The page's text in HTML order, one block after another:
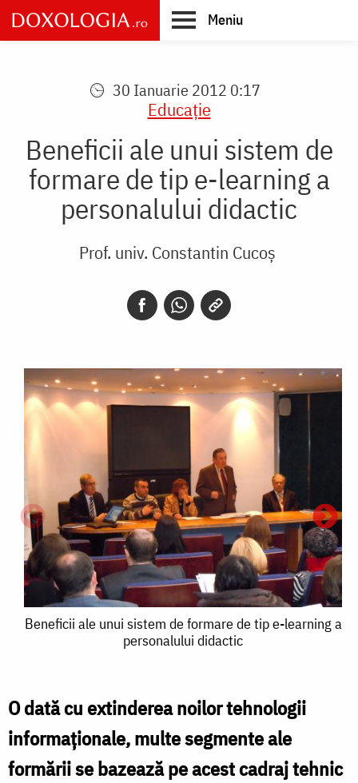
Skip
to
main
Meniu
30 Ianuarie 2012 0:17
Educaţie
Beneficii ale unui sistem de
formare de tip e-learning a
personalului didactic
Prof. univ. Constantin Cucoș
Beneficii
sistem
de
formare
Beneficii ale unui sistem de formare de tip e-learning a
personalului didactic
O dată cu extinderea noilor tehnologii
informaționale, multe segmente ale
formării se bazează pe acest cadraj tehnic